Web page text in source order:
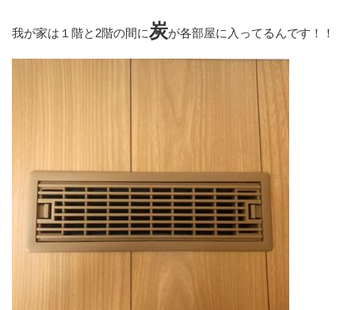
我が家は１階と2階の間に炭が各部屋に入ってるんです！！